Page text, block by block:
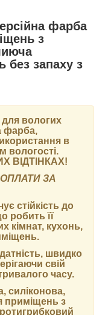
фарба
з
без запаху з
для вологих
фарба,
в
вологості.
ВІДТІНКАХ!
ЗА
стійкість до
робить її
кімнат, кухонь,
швидко
свій
часу.
силіконова,
приміщень з